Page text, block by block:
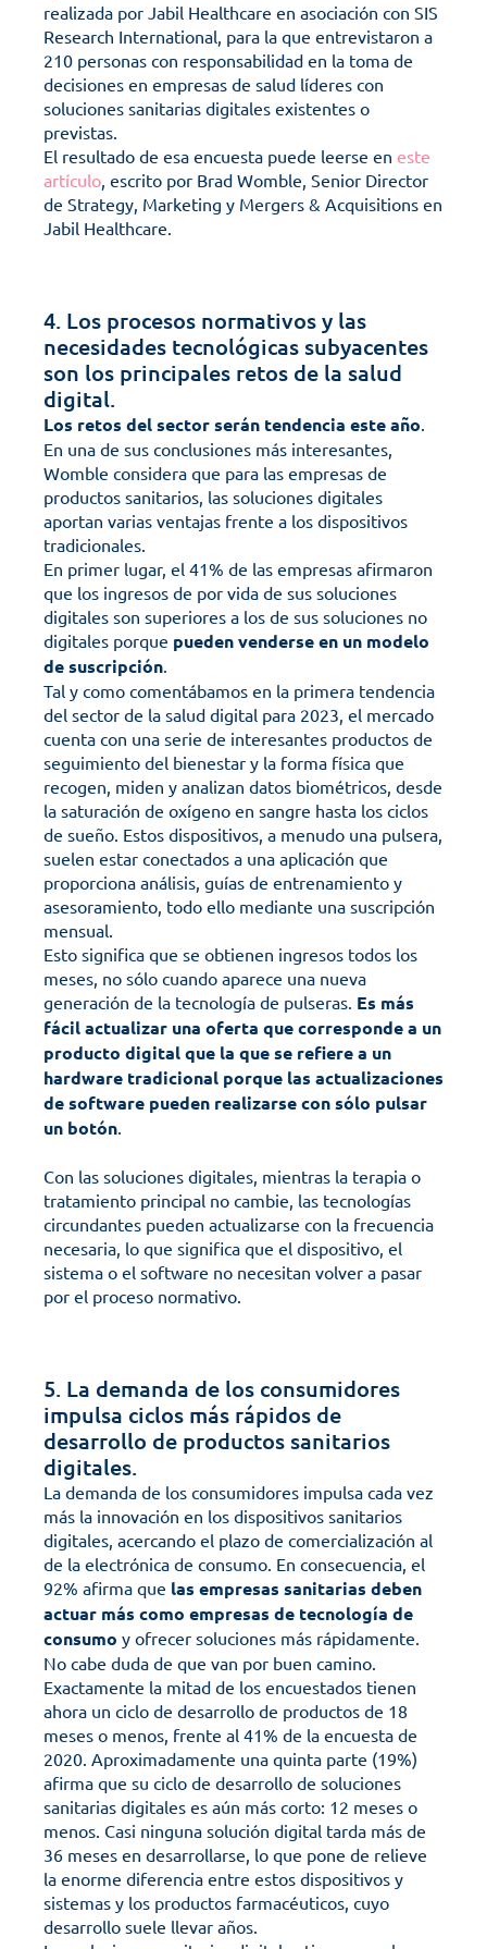
realizada por Jabil Healthcare en asociación con SIS
Research International, para la que entrevistaron a
210 personas con responsabilidad en la toma de
decisiones en empresas de salud líderes con
soluciones sanitarias digitales existentes o
previstas.
El resultado de esa encuesta puede leerse en este
artículo, escrito por Brad Womble, Senior Director
de Strategy, Marketing y Mergers & Acquisitions en
Jabil Healthcare.
4. Los procesos normativos y las
necesidades tecnológicas subyacentes
son los principales retos de la salud
digital.
Los retos del sector serán tendencia este año.
En una de sus conclusiones más interesantes,
Womble considera que para las empresas de
productos sanitarios, las soluciones digitales
aportan varias ventajas frente a los dispositivos
tradicionales.
En primer lugar, el 41% de las empresas afirmaron
que los ingresos de por vida de sus soluciones
digitales son superiores a los de sus soluciones no
digitales porque pueden venderse en un modelo
de suscripción.
Tal y como comentábamos en la primera tendencia
del sector de la salud digital para 2023, el mercado
cuenta con una serie de interesantes productos de
seguimiento del bienestar y la forma física que
recogen, miden y analizan datos biométricos, desde
la saturación de oxígeno en sangre hasta los ciclos
de sueño. Estos dispositivos, a menudo una pulsera,
suelen estar conectados a una aplicación que
proporciona análisis, guías de entrenamiento y
asesoramiento, todo ello mediante una suscripción
mensual.
Esto significa que se obtienen ingresos todos los
meses, no sólo cuando aparece una nueva
generación de la tecnología de pulseras. Es más
fácil actualizar una oferta que corresponde a un
producto digital que la que se refiere a un
hardware tradicional porque las actualizaciones
de software pueden realizarse con sólo pulsar
un botón.
Con las soluciones digitales, mientras la terapia o
tratamiento principal no cambie, las tecnologías
circundantes pueden actualizarse con la frecuencia
necesaria, lo que significa que el dispositivo, el
sistema o el software no necesitan volver a pasar
por el proceso normativo.
5. La demanda de los consumidores
impulsa ciclos más rápidos de
desarrollo de productos sanitarios
digitales.
La demanda de los consumidores impulsa cada vez
más la innovación en los dispositivos sanitarios
digitales, acercando el plazo de comercialización al
de la electrónica de consumo. En consecuencia, el
92% afirma que las empresas sanitarias deben
actuar más como empresas de tecnología de
consumo y ofrecer soluciones más rápidamente.
No cabe duda de que van por buen camino.
Exactamente la mitad de los encuestados tienen
ahora un ciclo de desarrollo de productos de 18
meses o menos, frente al 41% de la encuesta de
2020. Aproximadamente una quinta parte (19%)
afirma que su ciclo de desarrollo de soluciones
sanitarias digitales es aún más corto: 12 meses o
menos. Casi ninguna solución digital tarda más de
36 meses en desarrollarse, lo que pone de relieve
la enorme diferencia entre estos dispositivos y
sistemas y los productos farmacéuticos, cuyo
desarrollo suele llevar años.